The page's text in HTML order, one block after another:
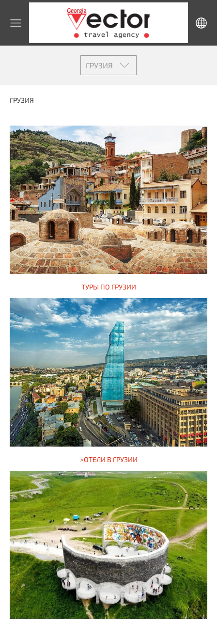
ГРУЗИЯ
ГРУЗИЯ
ТУРЫ ПО ГРУЗИИ
>ОТЕЛИ В ГРУЗИИ